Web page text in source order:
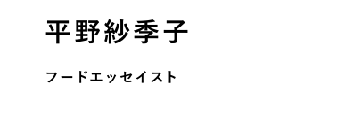
平野紗季子
フードエッセイスト